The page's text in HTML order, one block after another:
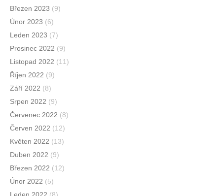
Březen 2023 (9)
Únor 2023 (6)
Leden 2023 (7)
Prosinec 2022 (9)
Listopad 2022 (11)
Říjen 2022 (9)
Září 2022 (8)
Srpen 2022 (9)
Červenec 2022 (8)
Červen 2022 (12)
Květen 2022 (13)
Duben 2022 (9)
Březen 2022 (12)
Únor 2022 (5)
Leden 2022 (8)